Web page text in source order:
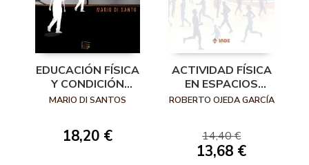
EDUCACIÓN FÍSICA
Y CONDICIÓN
FÍSICA EL DESAFÍO
MARIO DI SANTOS
18,20 €
ACTIVIDAD FÍSICA
EN ESPACIOS
PÚBLICOS
ROBERTO OJEDA GARCÍA
14,40 €
13,68 €